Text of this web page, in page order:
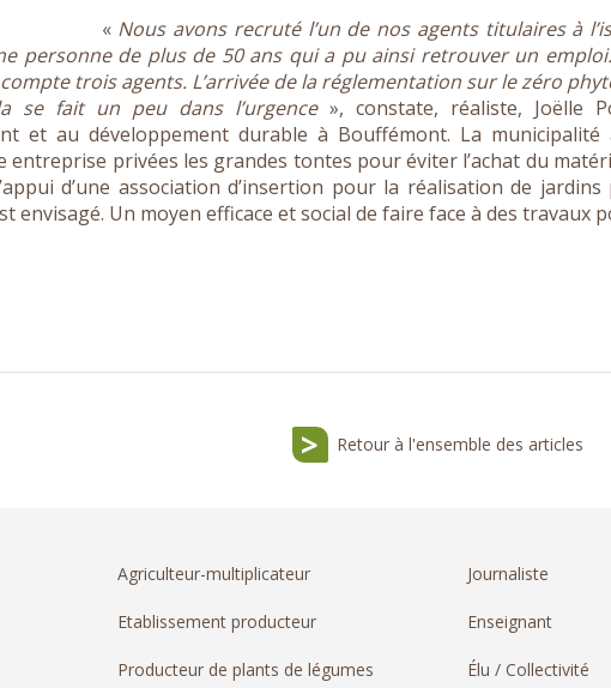
« Nous avons recruté l’un de nos agents titulaires à
personne de plus de 50 ans qui a pu ainsi retrouver un emploi.
trois agents. L’arrivée de la réglementation sur le zéro
se fait un peu dans l’urgence», constate, réaliste, Joëlle
et au développement durable à Bouffémont. La
entreprise privées les grandes tontes pour éviter l’achat du
d’une association d’insertion pour la réalisation de
envisagé. Un moyen efficace et social de faire face à des travaux
Retour à l'ensemble des articles
Agriculteur-multiplicateur
Etablissement producteur
Producteur de plants de légumes
Journaliste
Enseignant
Élu / Collectivité